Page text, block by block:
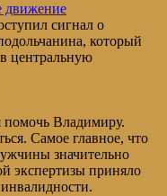
движение
сигнал о
который
центральную
помочь Владимиру.
Самое главное, что
значительно
экспертизы приняло